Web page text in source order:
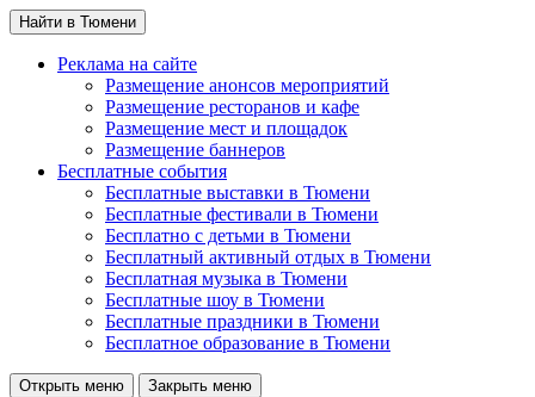
Найти в Тюмени
Реклама на сайте
Размещение анонсов мероприятий
Размещение ресторанов и кафе
Размещение мест и площадок
Размещение баннеров
Бесплатные события
Бесплатные выставки в Тюмени
Бесплатные фестивали в Тюмени
Бесплатно с детьми в Тюмени
Бесплатный активный отдых в Тюмени
Бесплатная музыка в Тюмени
Бесплатные шоу в Тюмени
Бесплатные праздники в Тюмени
Бесплатное образование в Тюмени
Открыть меню Закрыть меню